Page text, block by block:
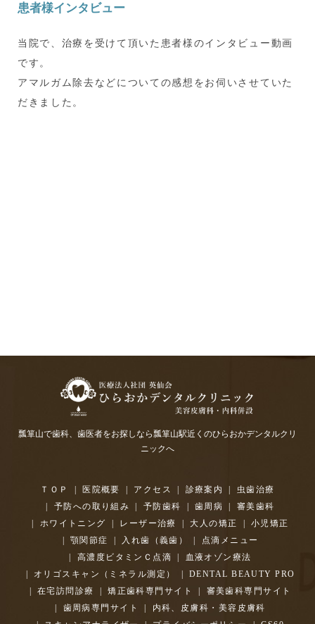
患者様インタビュー
当院で、治療を受けて頂いた患者様のインタビュー動画
です。
アマルガム除去などについての感想をお伺いさせていた
だきました。
瓢箪山で歯科、歯医者をお探しなら瓢箪山駅近くのひらおかデンタルクリ
ニックへ
ＴＯＰ 医院概要 アクセス 診療案内
虫歯治療
予防への取り組み
予防歯科 歯周病
審美歯科
ホワイトニング
レーザー治療 大人の矯正
小児矯正
顎関節症
入れ歯（義歯）
点滴メニュー
高濃度ビタミンＣ点滴
血液オゾン療法
オリゴスキャン（ミネラル測定）
DENTAL BEAUTY PRO
在宅訪問診療
矯正歯科専門サイト
審美歯科専門サイト
歯周病専門サイト
内科、皮膚科・美容皮膚科